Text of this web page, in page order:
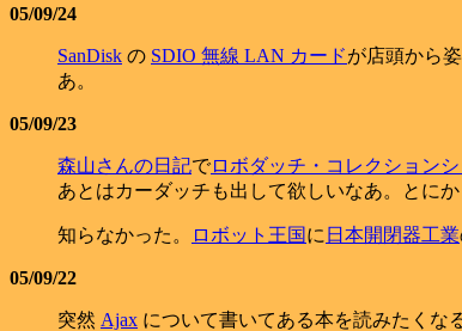
05/09/24
SanDisk の SDIO 無線 LAN カードが店頭から
あ。
05/09/23
森山さんの日記でロボダッチ・コレクション
あとはカーダッチも出して欲しいなあ。とに
知らなかった。 ロボット王国に 日本開閉器工業
05/09/22
突然 Ajax について書いてある本を読みたくな